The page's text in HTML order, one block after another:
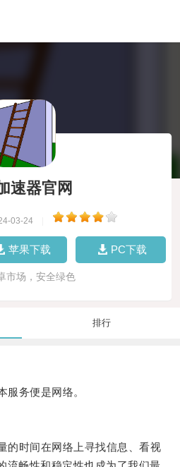
速器官网
03-24
苹果下载 PC下载
市场，安全绿色
排行
务便是网络。
时间在网络上寻找信息、看视